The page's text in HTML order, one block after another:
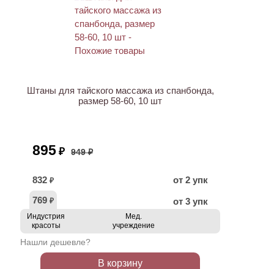
Штаны для тайского массажа из спанбонда,
размер 58-60, 10 шт
895 ₽ 949 ₽
832 ₽
от 2 упк
769 ₽ от 3 упк
Индустрия
красоты
Мед.
учреждение
Нашли дешевле?
В корзину